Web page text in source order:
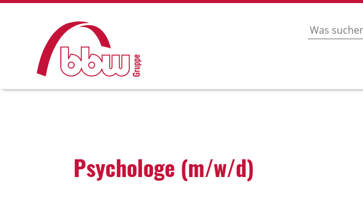
Psycho­loge (m/w/d)